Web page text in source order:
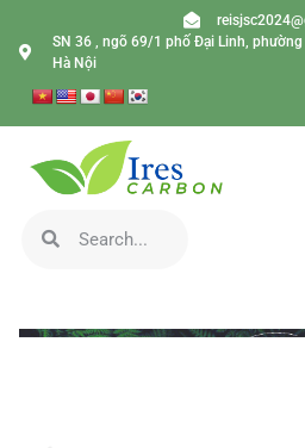
SN 36 , ngõ 69/1 phố Đại Linh, phường
Hà Nội